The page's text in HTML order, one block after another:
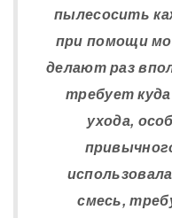
пылесосить
при помощи
делают раз
требует
ухода,
смесь,